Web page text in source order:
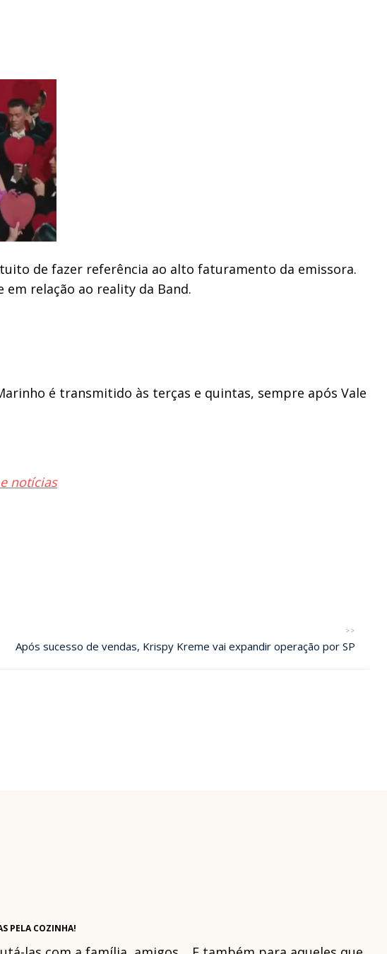
de fazer referência ao alto faturamento da emissora.
relação ao reality da Band.
é transmitido às terças e quintas, sempre após Vale
notícias
>>
Após sucesso de vendas, Krispy Kreme vai expandir operação por SP
PELA COZINHA!